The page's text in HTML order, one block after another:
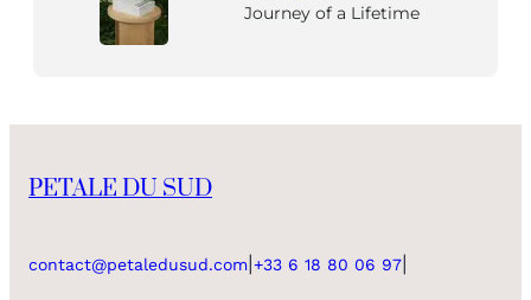
Journey of a Lifetime
PETALE DU SUD
contact@petaledusud.com +33 6 18 80 06 97